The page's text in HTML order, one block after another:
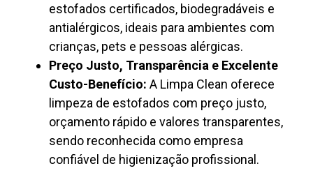
estofados certificados, biodegradáveis e
antialérgicos, ideais para ambientes com
crianças, pets e pessoas alérgicas.
Preço Justo, Transparência e Excelente
Custo-Benefício: A Limpa Clean oferece
limpeza de estofados com preço justo,
orçamento rápido e valores transparentes,
sendo reconhecida como empresa
confiável de higienização profissional.